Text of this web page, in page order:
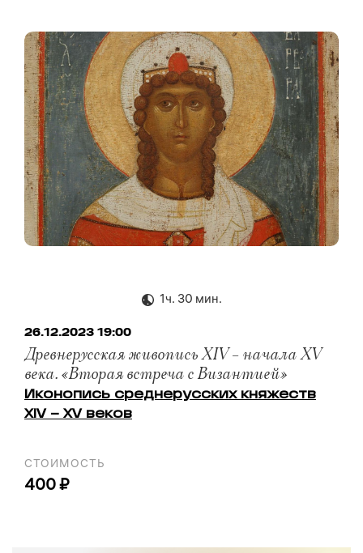
1ч. 30 мин.
26.12.2023 19:00
Древнерусская живопись XIV – начала XV
века. «Вторая встреча с Византией»
Иконопись среднерусских княжеств
XIV – XV веков
СТОИМОСТЬ
400 ₽